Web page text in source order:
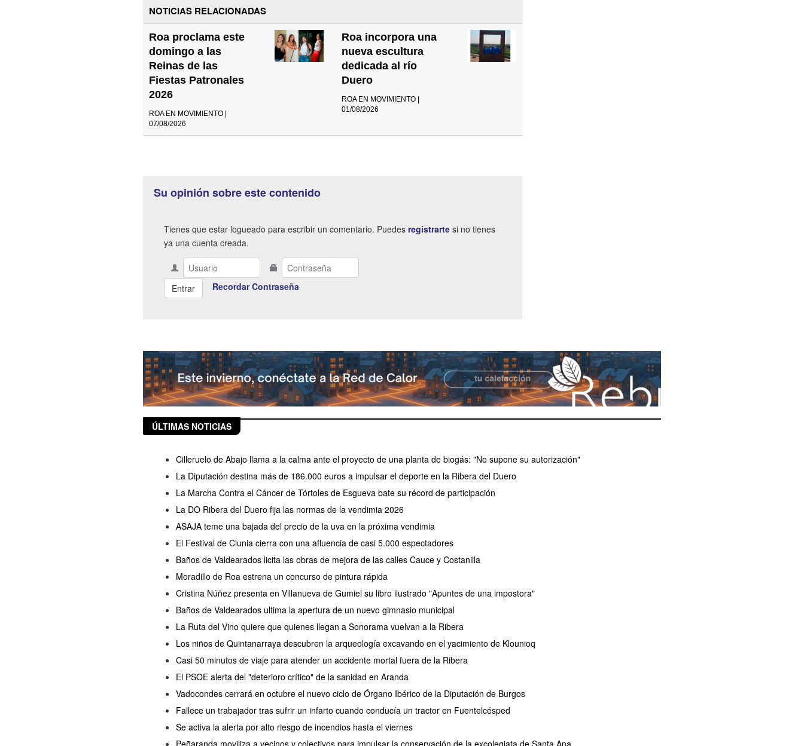
NOTICIAS RELACIONADAS
Roa proclama este
domingo a las
Reinas de las
Fiestas Patronales
2026
ROA EN MOVIMIENTO |
07/08/2026
Roa incorpora una
nueva escultura
dedicada al río
Duero
ROA EN MOVIMIENTO |
01/08/2026
Su opinión sobre este contenido
Tienes que estar logueado para escribir un comentario. Puedes registrarte si no tienes
ya una cuenta creada.
Recordar Contraseña
ÚLTIMAS NOTICIAS
Cilleruelo de Abajo llama a la calma ante el proyecto de una planta de biogás: "No supone su autorización"
La Diputación destina más de 186.000 euros a impulsar el deporte en la Ribera del Duero
La Marcha Contra el Cáncer de Tórtoles de Esgueva bate su récord de participación
La DO Ribera del Duero fija las normas de la vendimia 2026
ASAJA teme una bajada del precio de la uva en la próxima vendimia
El Festival de Clunia cierra con una afluencia de casi 5.000 espectadores
Baños de Valdearados licita las obras de mejora de las calles Cauce y Costanilla
Moradillo de Roa estrena un concurso de pintura rápida
Cristina Núñez presenta en Villanueva de Gumiel su libro ilustrado "Apuntes de una impostora"
Baños de Valdearados ultima la apertura de un nuevo gimnasio municipal
La Ruta del Vino quiere que quienes llegan a Sonorama vuelvan a la Ribera
Los niños de Quintanarraya descubren la arqueología excavando en el yacimiento de Klounioq
Casi 50 minutos de viaje para atender un accidente mortal fuera de la Ribera
El PSOE alerta del "deterioro crítico" de la sanidad en Aranda
Vadocondes cerrará en octubre el nuevo ciclo de Órgano Ibérico de la Diputación de Burgos
Fallece un trabajador tras sufrir un infarto cuando conducía un tractor en Fuentelcésped
Se activa la alerta por alto riesgo de incendios hasta el viernes